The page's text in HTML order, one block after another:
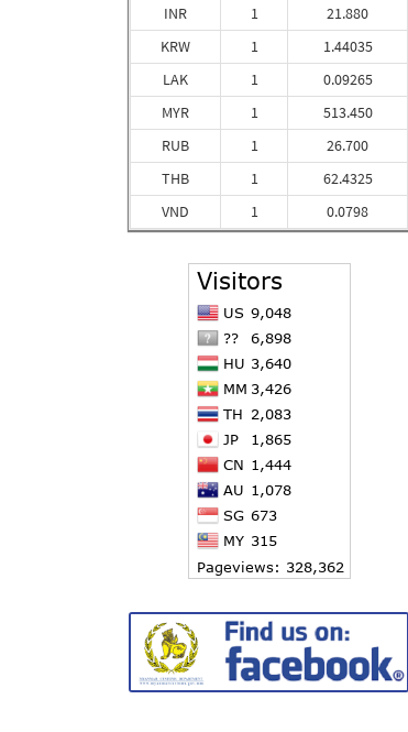
INR
KRW
LAK
MYR
RUB
THB
VND
1
1
1
1
1
1
1
21.880
1.44035
0.09265
513.450
26.700
62.4325
0.0798